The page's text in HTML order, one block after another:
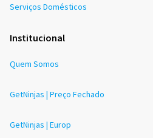
Serviços Domésticos
Institucional
Quem Somos
GetNinjas | Preço Fechado
GetNinjas | Europ